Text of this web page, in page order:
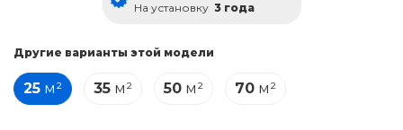
На установку 3 года
Другие варианты этой модели
25 м² 35 м² 50 м² 70 м²